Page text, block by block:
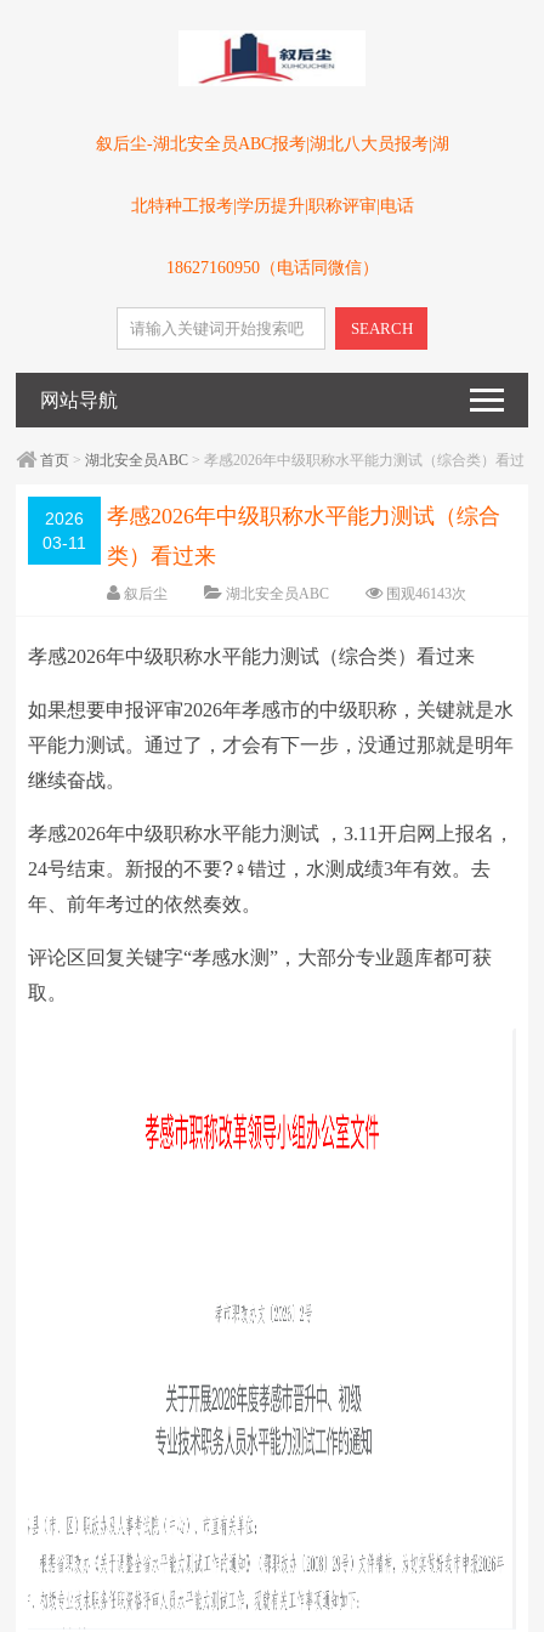
叙后尘-湖北安全员ABC报考|湖北八大员报考|湖
北特种工报考|学历提升|职称评审|电话
18627160950（电话同微信）
SEARCH
网站导航
首页 >湖北安全员ABC > 孝感2026年中级职称水平能力测试（综合类）看过
2026
03-11
孝感2026年中级职称水平能力测试（综合
类）看过来
叙后尘 湖北安全员ABC 围观46143次
字体：大 中 小
孝感2026年中级职称水平能力测试（综合类）看过来
如果想要申报评审2026年孝感市的中级职称，关键就是水
平能力测试。通过了，才会有下一步，没通过那就是明年
继续奋战。
孝感2026年中级职称水平能力测试 ，3.11开启网上报名，
24号结束。新报的不要?‍♀️错过，水测成绩3年有效。去
年、前年考过的依然奏效。
评论区回复关键字“孝感水测”，大部分专业题库都可获
取。